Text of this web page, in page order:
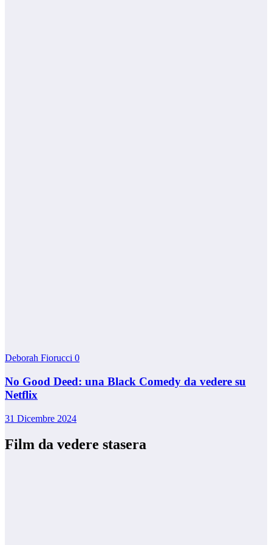
Deborah Fiorucci 0
No Good Deed: una Black Comedy da vedere su
Netflix
31 Dicembre 2024
Film da vedere stasera